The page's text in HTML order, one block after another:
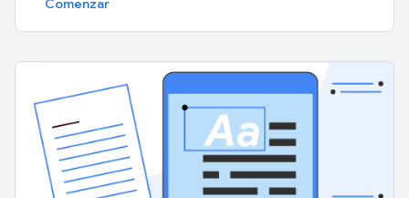
Comenzar